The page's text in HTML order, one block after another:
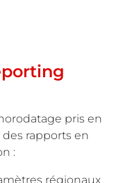
pris en
rapports en
:
régionaux